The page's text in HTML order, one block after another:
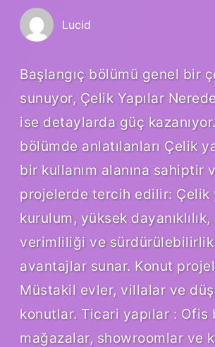
Lucid
Başlangıç bölümü genel bir
sunuyor, Çelik Yapılar
ise detaylarda güç
bölümde anlatılanları Çelik
bir kullanım alanına sahiptir
projelerde tercih edilir: Çelik
kurulum, yüksek
verimliliği ve
avantajlar sunar. Konut
Müstakil evler, villalar ve
konutlar. Ticari yapılar : Ofis
mağazalar, showroomlar ve